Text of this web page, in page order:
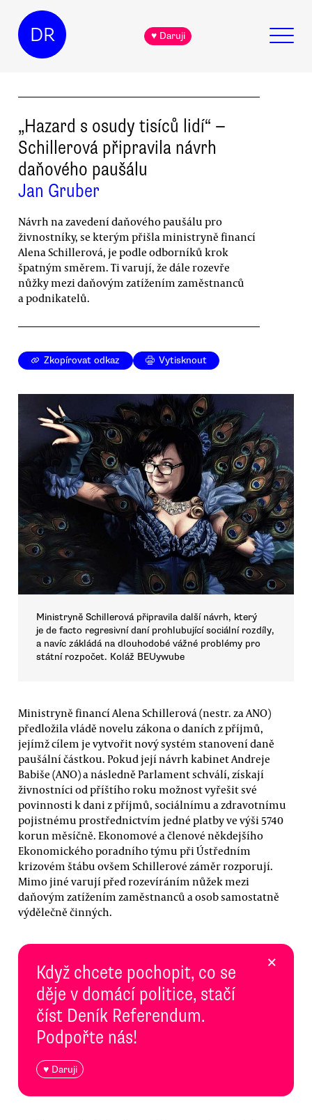
DR ♥ Daruji
„Hazard s osudy tisíců lidí“ —
Schillerová připravila návrh
daňového paušálu
Jan Gruber
Návrh na zavedení daňového paušálu pro
živnostníky, se kterým přišla ministryně financí
Alena Schillerová, je podle odborníků krok
špatným směrem. Ti varují, že dále rozevře
nůžky mezi daňovým zatížením zaměstnanců
a podnikatelů.
Zkopírovat odkaz Vytisknout
Ministryně Schillerová připravila další návrh, který
je de facto regresivní daní prohlubující sociální rozdíly,
a navíc zákládá na dlouhodobé vážné problémy pro
státní rozpočet. Koláž BEUywube
Ministryně financí Alena Schillerová (nestr. za ANO)
předložila vládě novelu zákona o daních z příjmů,
jejímž cílem je vytvořit nový systém stanovení daně
paušální částkou. Pokud její návrh kabinet Andreje
Babiše (ANO) a následně Parlament schválí, získají
živnostníci od příštího roku možnost vyřešit své
povinnosti k dani z příjmů, sociálnímu a zdravotnímu
pojistnému prostřednictvím jedné platby ve výši 5740
korun měsíčně. Ekonomové a členové někdejšího
Ekonomického poradního týmu při Ústředním
krizovém štábu ovšem Schillerové záměr rozporují.
Mimo jiné varují před rozevíráním nůžek mezi
daňovým zatížením zaměstnanců a osob samostatně
výdělečně činných.
Když chcete pochopit, co se
děje v domácí politice, stačí
číst Deník Referendum.
Podpořte nás!
♥ Daruji
×